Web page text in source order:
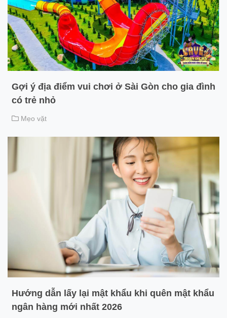
Gợi ý địa điểm vui chơi ở Sài Gòn cho gia đình
có trẻ nhỏ
Mẹo vặt
Hướng dẫn lấy lại mật khẩu khi quên mật khẩu
ngân hàng mới nhất 2026